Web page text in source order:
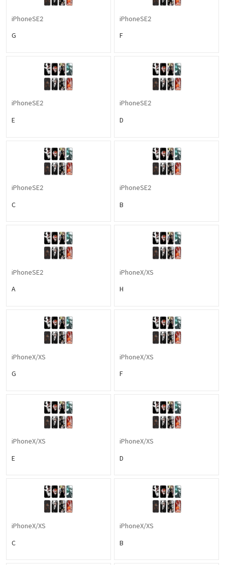
iPhoneSE2
G
iPhoneSE2
F
iPhoneSE2
E
iPhoneSE2
D
iPhoneSE2
C
iPhoneSE2
B
iPhoneSE2
A
iPhoneX/XS
H
iPhoneX/XS
G
iPhoneX/XS
F
iPhoneX/XS
E
iPhoneX/XS
D
iPhoneX/XS
C
iPhoneX/XS
B